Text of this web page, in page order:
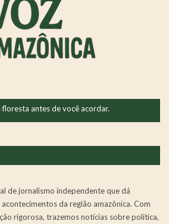
floresta antes de você acordar.
de jornalismo independente que dá
da região amazônica. Com
rigorosa, trazemos notícias sobre política,